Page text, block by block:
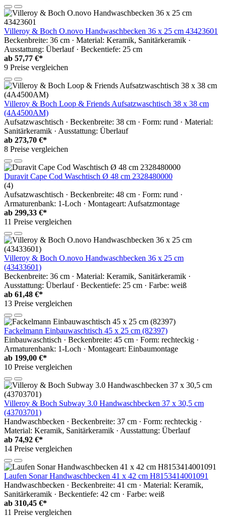
Villeroy & Boch O.novo Handwaschbecken 36 x 25 cm 43423601
Beckenbreite: 36 cm · Material: Keramik, Sanitärkeramik ·
Ausstattung: Überlauf · Beckentiefe: 25 cm
ab 57,77 €*
9 Preise vergleichen
Villeroy & Boch Loop & Friends Aufsatzwaschtisch 38 x 38 cm
(4A4500AM)
Aufsatzwaschtisch · Beckenbreite: 38 cm · Form: rund · Material:
Sanitärkeramik · Ausstattung: Überlauf
ab 273,70 €*
8 Preise vergleichen
Duravit Cape Cod Waschtisch Ø 48 cm 2328480000
(4)
Aufsatzwaschtisch · Beckenbreite: 48 cm · Form: rund ·
Armaturenbank: 1-Loch · Montageart: Aufsatzmontage
ab 299,33 €*
11 Preise vergleichen
Villeroy & Boch O.novo Handwaschbecken 36 x 25 cm
(43433601)
Beckenbreite: 36 cm · Material: Keramik, Sanitärkeramik ·
Ausstattung: Überlauf · Beckentiefe: 25 cm · Farbe: weiß
ab 61,48 €*
13 Preise vergleichen
Fackelmann Einbauwaschtisch 45 x 25 cm (82397)
Einbauwaschtisch · Beckenbreite: 45 cm · Form: rechteckig ·
Armaturenbank: 1-Loch · Montageart: Einbaumontage
ab 199,00 €*
10 Preise vergleichen
Villeroy & Boch Subway 3.0 Handwaschbecken 37 x 30,5 cm
(43703701)
Handwaschbecken · Beckenbreite: 37 cm · Form: rechteckig ·
Material: Keramik, Sanitärkeramik · Ausstattung: Überlauf
ab 74,92 €*
14 Preise vergleichen
Laufen Sonar Handwaschbecken 41 x 42 cm H8153414001091
Handwaschbecken · Beckenbreite: 41 cm · Material: Keramik,
Sanitärkeramik · Beckentiefe: 42 cm · Farbe: weiß
ab 310,45 €*
11 Preise vergleichen